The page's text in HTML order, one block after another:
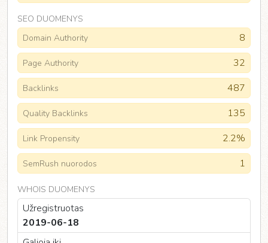
SEO DUOMENYS
Domain Authority
8
Page Authority 32
Backlinks 487
Quality Backlinks 135
Link Propensity 2.2%
SemRush nuorodos 1
WHOIS DUOMENYS
Užregistruotas
2019-06-18